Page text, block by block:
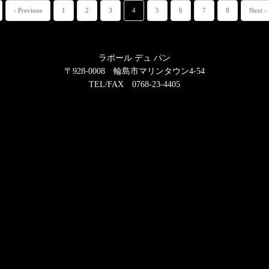
‹ Previous 1 2 3 4 5 6 7 8 Next ›
ラポール デュ パン
〒928-0008 輪島市マリンタウン4-54
TEL/FAX 0768-23-4405